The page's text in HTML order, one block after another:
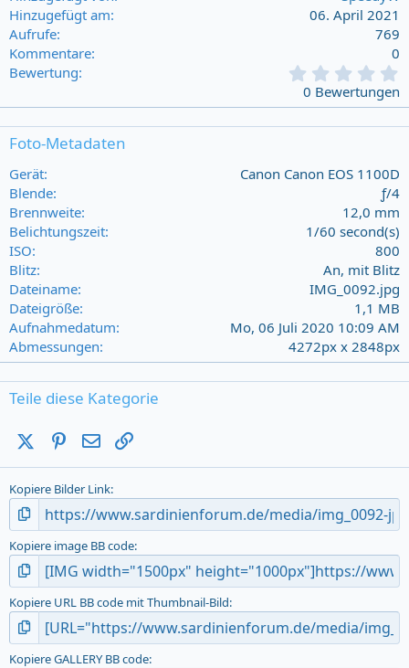
Hinzugefügt am
06. April 2021
Aufrufe
769
Kommentare
0
Bewertung
0
0
0 Bewertungen
Foto-Metadaten
Gerät
Canon Canon EOS 1100D
Blende
ƒ/4
Brennweite
12,0 mm
Belichtungszeit
1/60 second(s)
ISO
800
Blitz
An, mit Blitz
Dateiname
IMG_0092.jpg
Dateigröße
1,1 MB
Aufnahmedatum
Mo, 06 Juli 2020 10:09 AM
Abmessungen
4272px x 2848px
Teile diese Kategorie
X (Twitter)Pinterest
E-Mail
Kopiere Bilder Link
Kopiere image BB code
Kopiere URL BB code mit Thumbnail-Bild
Kopiere GALLERY BB code